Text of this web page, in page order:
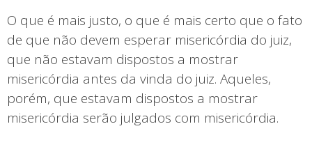
O que é mais justo, o que é mais certo que o fato
de que não devem esperar misericórdia do juiz,
que não estavam dispostos a mostrar
misericórdia antes da vinda do juiz. Aqueles,
porém, que estavam dispostos a mostrar
misericórdia serão julgados com misericórdia.